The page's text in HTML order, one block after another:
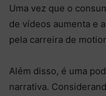
Uma vez que o
de vídeos aumenta e
pela carreira de
Além disso, é uma
narrativa.